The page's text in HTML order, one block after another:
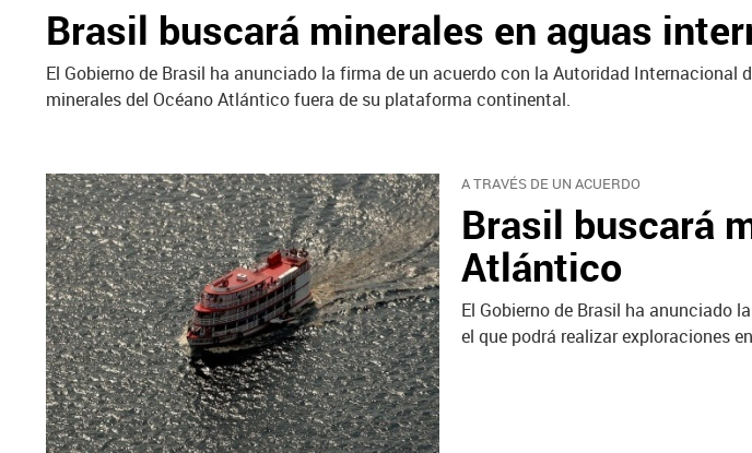
Brasil buscará minerales en aguas
El Gobierno de Brasil ha anunciado la firma de un acuerdo con la Autoridad
minerales del Océano Atlántico fuera de su plataforma continental.
A TRAVÉS DE UN ACUERDO
Brasil buscará
Atlántico
El Gobierno de Brasil ha anunciado
el que podrá realizar exploraciones